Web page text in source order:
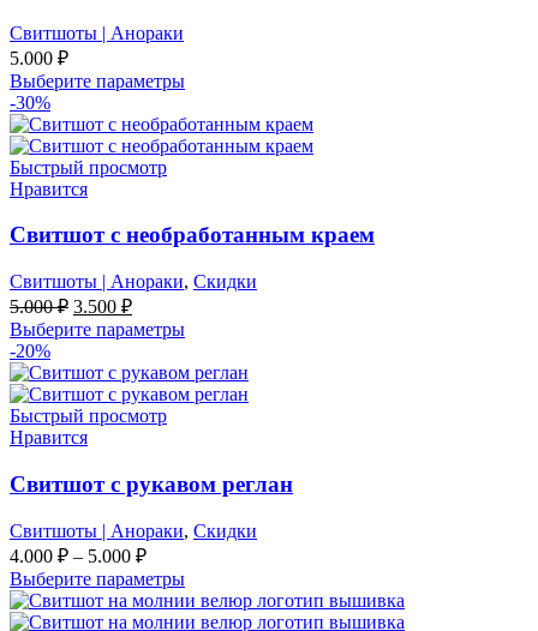
Свитшоты | Анораки
5.000 ₽
Выберите параметры
-30%
Быстрый просмотр
Нравится
Свитшот с необработанным краем
Свитшоты | Анораки, Скидки
5.000₽ Первоначальная
цена
составляла
5.000 ₽.
3.500 ₽Текущая
цена:
Выберите параметры
-20%
Быстрый просмотр
Нравится
Свитшот с рукавом реглан
Свитшоты | Анораки, Скидки
4.000 ₽ – 5.000 ₽
Выберите параметры